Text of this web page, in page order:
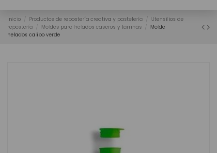
Inicio Productos de repostería creativa y pastelería
Utensilios de
repostería
Moldes para helados caseros y tarrinas
Molde
helados calipo verde